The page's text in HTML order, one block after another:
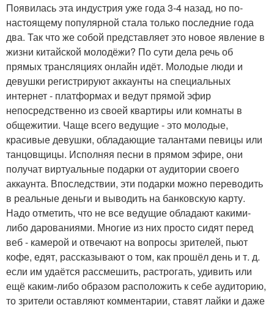
Появилась эта индустрия уже года 3-4 назад, но по-
настоящему популярной стала только последние года
два. Так что же собой представляет это новое явление в
жизни китайской молодёжи? По сути дела речь об
прямых трансляциях онлайн идёт. Молодые люди и
девушки регистрируют аккаунты на специальных
интернет - платформах и ведут прямой эфир
непосредственно из своей квартиры или комнаты в
общежитии. Чаще всего ведущие - это молодые,
красивые девушки, обладающие талантами певицы или
танцовщицы. Исполняя песни в прямом эфире, они
получат виртуальные подарки от аудитории своего
аккаунта. Впоследствии, эти подарки можно переводить
в реальные деньги и выводить на банковскую карту.
Надо отметить, что не все ведущие обладают какими-
либо дарованиями. Многие из них просто сидят перед
веб - камерой и отвечают на вопросы зрителей, пьют
кофе, едят, рассказывают о том, как прошёл день и т. д.
если им удаётся рассмешить, растрогать, удивить или
ещё каким-либо образом расположить к себе аудиторию,
то зрители оставляют комментарии, ставят лайки и даже